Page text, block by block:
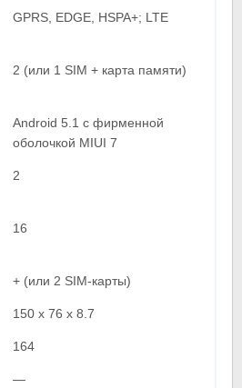
GPRS, EDGE, HSPA+; LTE
2 (или 1 SIM + карта памяти)
Android 5.1 с фирменной
оболочкой MIUI 7
2
16
+ (или 2 SIM-карты)
150 x 76 x 8.7
164
—